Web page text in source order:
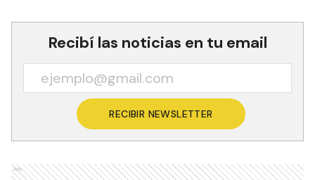
Recibí las noticias en tu email
RECIBIR NEWSLETTER
Ads